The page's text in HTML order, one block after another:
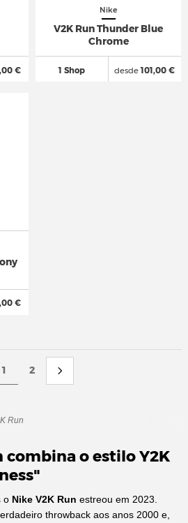
€
Nike
V2K Run Thunder Blue
Chrome
1 Shop desde101,00 €
€
1 2
Run
combina o estilo Y2K
o Nike V2K Run estreou em 2023.
throwback aos anos 2000 e,